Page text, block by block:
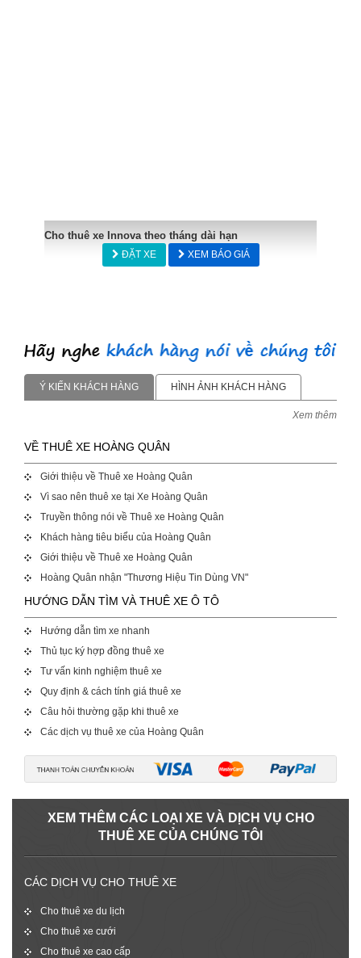
Cho thuê xe Innova theo tháng dài hạn
ĐẶT XE XEM BÁO GIÁ
Ý KIẾN KHÁCH HÀNG HÌNH ẢNH KHÁCH HÀNG
Xem thêm
VỀ THUÊ XE HOÀNG QUÂN
Giới thiệu về Thuê xe Hoàng Quân
Vì sao nên thuê xe tại Xe Hoàng Quân
Truyền thông nói về Thuê xe Hoàng Quân
Khách hàng tiêu biểu của Hoàng Quân
Giới thiệu về Thuê xe Hoàng Quân
Hoàng Quân nhận "Thương Hiệu Tin Dùng VN"
HƯỚNG DẪN TÌM VÀ THUÊ XE Ô TÔ
Hướng dẫn tìm xe nhanh
Thủ tục ký hợp đồng thuê xe
Tư vấn kinh nghiệm thuê xe
Quy định & cách tính giá thuê xe
Câu hỏi thường gặp khi thuê xe
Các dịch vụ thuê xe của Hoàng Quân
XEM THÊM CÁC LOẠI XE VÀ DỊCH VỤ CHO
THUÊ XE CỦA CHÚNG TÔI
CÁC DỊCH VỤ CHO THUÊ XE
Cho thuê xe du lịch
Cho thuê xe cưới
Cho thuê xe cao cấp